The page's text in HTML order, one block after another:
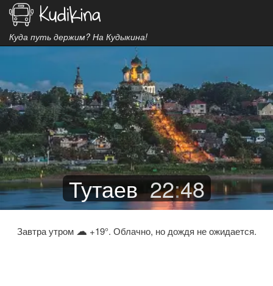
Куда путь держим? На Кудыкина!
Тутаев 22:48
Завтра утром ☁ +19°. Облачно, но дождя не ожидается.